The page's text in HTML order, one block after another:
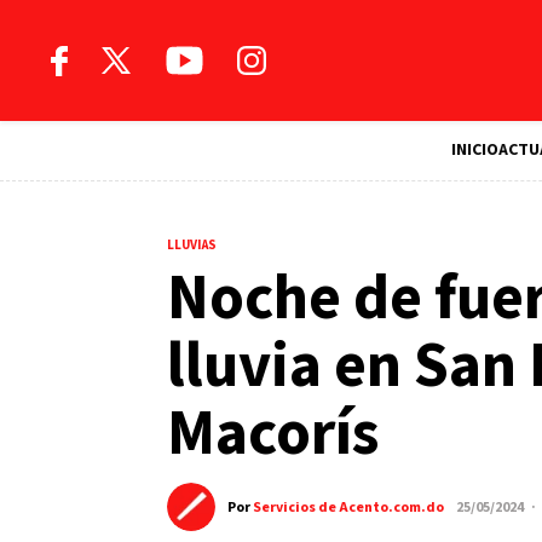
INICIO
LLUVIAS
Noche de
lluvia en San
Macorís
PorServicios de Acento.com.do 25/05/2024 ·